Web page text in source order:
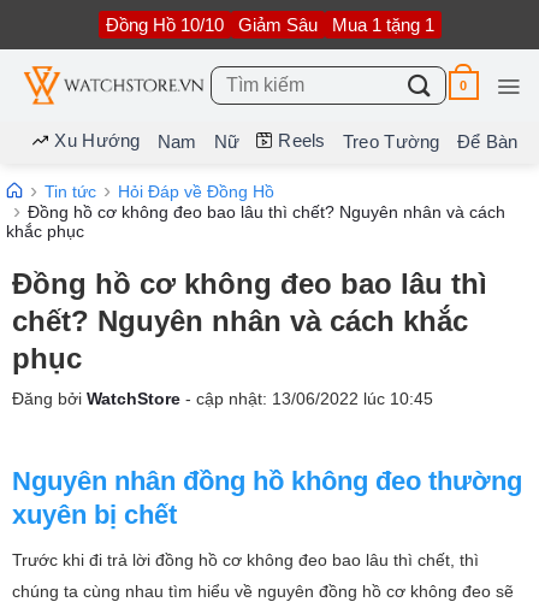
nội
dung
Đồng Hồ 10/10 Giảm Sâu Mua 1 tặng 1
Tìm
kiếm:
0
Xu Hướng Nam Nữ Reels Treo Tường Để Bàn
Tin tức
Hỏi Đáp về Đồng Hồ
Đồng hồ cơ không đeo bao lâu thì chết? Nguyên nhân và cách
khắc phục
Đồng hồ cơ không đeo bao lâu thì
chết? Nguyên nhân và cách khắc
phục
Đăng bởi WatchStore - cập nhật: 13/06/2022 lúc 10:45
Nguyên nhân đồng hồ không đeo thường
xuyên bị chết
Trước khi đi trả lời đồng hồ cơ không đeo bao lâu thì chết, thì
chúng ta cùng nhau tìm hiểu về nguyên đồng hồ cơ không đeo sẽ